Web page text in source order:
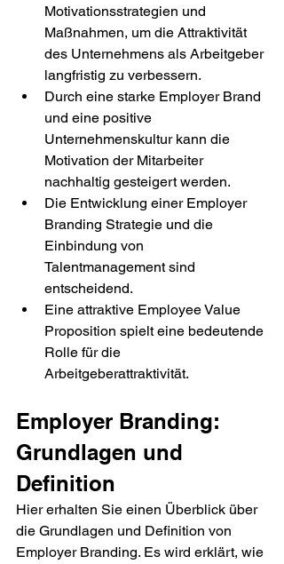
Motivationsstrategien und
Maßnahmen, um die Attraktivität
des Unternehmens als Arbeitgeber
langfristig zu verbessern.
Durch eine starke Employer Brand
und eine positive
Unternehmenskultur kann die
Motivation der Mitarbeiter
nachhaltig gesteigert werden.
Die Entwicklung einer Employer
Branding Strategie und die
Einbindung von
Talentmanagement sind
entscheidend.
Eine attraktive Employee Value
Proposition spielt eine bedeutende
Rolle für die
Arbeitgeberattraktivität.
Employer Branding:
Grundlagen und
Definition
Hier erhalten Sie einen Überblick über
die Grundlagen und Definition von
Employer Branding. Es wird erklärt, wie